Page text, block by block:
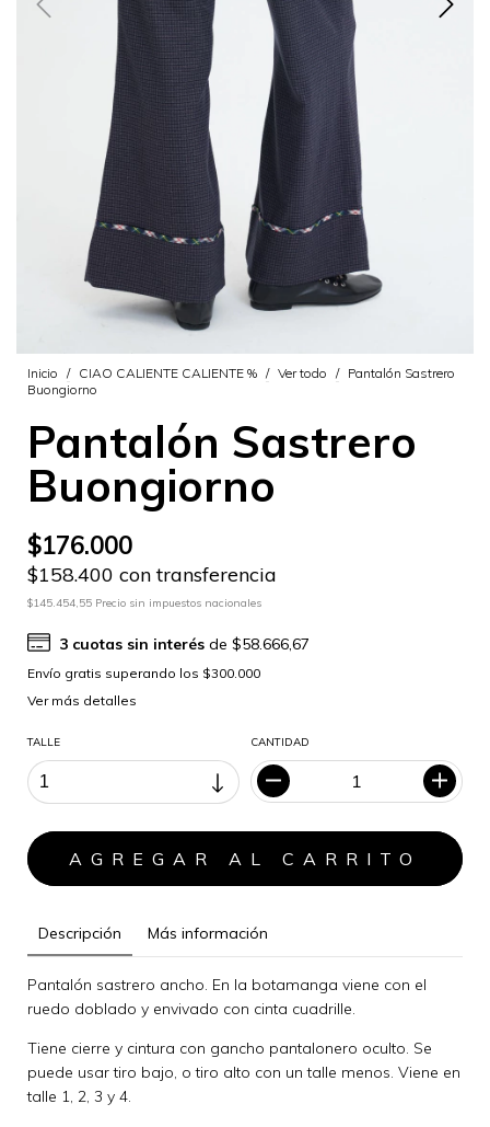
Inicio / CIAO CALIENTE CALIENTE % / Ver todo / Pantalón Sastrero
Buongiorno
Pantalón Sastrero
Buongiorno
$176.000
$158.400 con transferencia
$145.454,55 Precio sin impuestos nacionales
3cuotas sin interésde $58.666,67
Ver más detalles
TALLE CANTIDAD
Descripción Más información
Pantalón sastrero ancho. En la botamanga viene con el
ruedo doblado y envivado con cinta cuadrille.
Tiene cierre y cintura con gancho pantalonero oculto. Se
puede usar tiro bajo, o tiro alto con un talle menos. Viene en
talle 1, 2, 3 y 4.